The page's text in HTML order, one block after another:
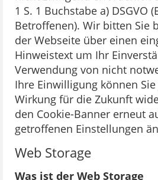
1 S. 1 Buchstabe a) DSGVO
Betroffenen). Wir bitten Sie
der Webseite über einen
Hinweistext um Ihr
Verwendung von nicht
Ihre Einwilligung können
Wirkung für die Zukunft
den Cookie-Banner erneut
getroffenen Einstellungen
Web Storage
Was ist der Web Storage